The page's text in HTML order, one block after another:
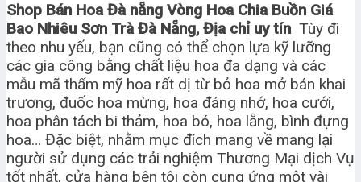
Shop Bán Hoa Đà nẵng Vòng Hoa Chia Buồn Giá
Bao Nhiêu Sơn Trà Đà Nẵng, Địa chỉ uy tín Tùy đi
theo nhu yếu, bạn cũng có thể chọn lựa kỹ lưỡng
các gia công bằng chất liệu hoa đa dạng và các
mẫu mã thẩm mỹ hoa rất dị từ bỏ hoa mở bán khai
trương, đuốc hoa mừng, hoa đáng nhớ, hoa cưới,
hoa phân tách bi thảm, hoa bó, hoa lẵng, bình đựng
hoa… Đặc biệt, nhằm mục đích mang về mang lại
người sử dụng các trải nghiệm Thương Mại dịch Vụ
tốt nhất, cửa hàng bên tôi còn cung ứng một vài